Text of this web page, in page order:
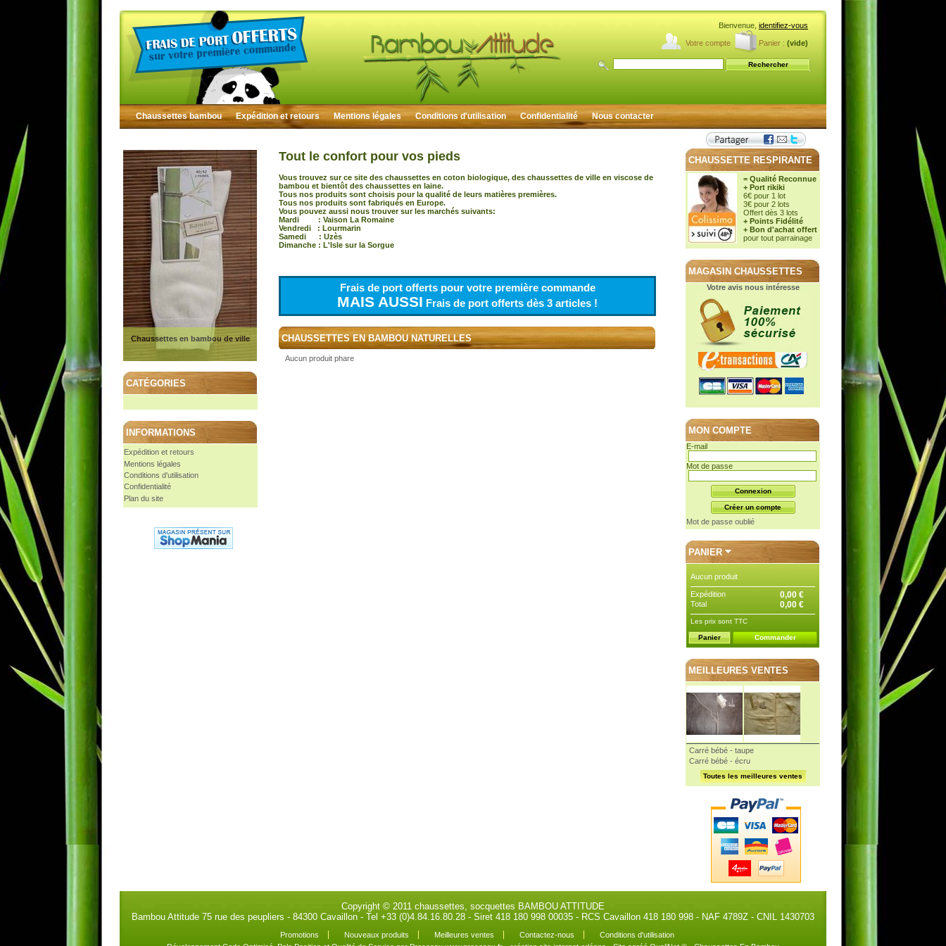
Bienvenue, identifiez-vous
Panier : (vide)
Votre compte
Chaussettes bambou Expédition et retours Mentions légales Conditions d'utilisation Confidentialité Nous contacter
Chaussettes en bambou de ville
CATÉGORIES
INFORMATIONS
Expédition et retours
Mentions légales
Conditions d'utilisation
Confidentialité
Plan du site
Tout le confort pour vos pieds
Vous trouvez sur ce site des chaussettes en coton biologique, des chaussettes de ville en viscose de
bambou et bientôt des chaussettes en laine.
Tous nos produits sont choisis pour la qualité de leurs matières premières.
Tous nos produits sont fabriqués en Europe.
Vous pouvez aussi nous trouver sur les marchés suivants:
Mardi : Vaison La Romaine
Vendredi : Lourmarin
Samedi : Uzès
Dimanche : L'Isle sur la Sorgue
Frais de port offerts pour votre première commande
MAIS AUSSI Frais de port offerts dès 3 articles !
CHAUSSETTES EN BAMBOU NATURELLES
Aucun produit phare
CHAUSSETTE RESPIRANTE
= Qualité Reconnue
+ Port rikiki
6€ pour 1 lot
3€ pour 2 lots
Offert dès 3 lots
+ Points Fidélité
+ Bon d'achat offert
pour tout parrainage
MAGASIN CHAUSSETTES
Votre avis nous intéresse
MON COMPTE
E-mail
Mot de passe
Mot de passe oublié
PANIER
Aucun produit
Expédition 0,00 €
Total 0,00 €
Les prix sont TTC
Panier Commander
MEILLEURES VENTES
Carré bébé - taupe
Carré bébé - écru
Toutes les meilleures ventes
Copyright © 2011 chaussettes, socquettes BAMBOU ATTITUDE
Bambou Attitude 75 rue des peupliers - 84300 Cavaillon - Tel +33 (0)4.84.16.80.28 - Siret 418 180 998 00035 - RCS Cavaillon 418 180 998 - NAF 4789Z - CNIL 1430703
Promotions Nouveaux produits Meilleures ventes Contactez-nous
Conditions d'utilisation